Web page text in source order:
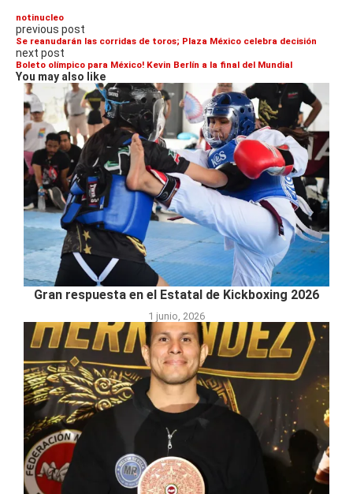
notinucleo
previous post
Se reanudarán las corridas de toros; Plaza México celebra decisión
next post
Boleto olímpico para México! Kevin Berlín a la final del Mundial
You may also like
Gran respuesta en el Estatal de Kickboxing 2026
1 junio, 2026